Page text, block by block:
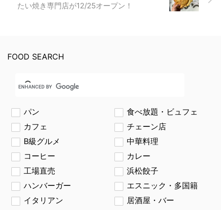
たい焼き専門店が12/25オープン！
FOOD SEARCH
パン
食べ放題・ビュフェ
カフェ
チェーン店
B級グルメ
中華料理
コーヒー
カレー
工場直売
浜松餃子
ハンバーガー
エスニック・多国籍
イタリアン
居酒屋・バー